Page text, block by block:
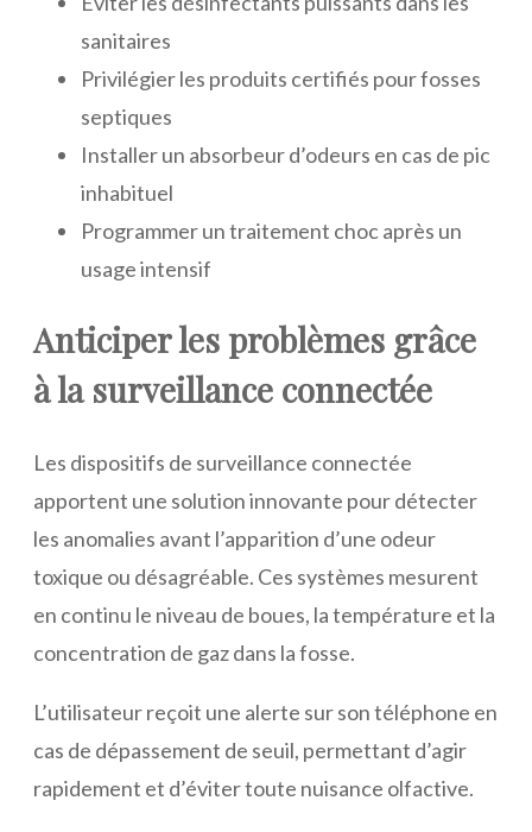
sanitaires
Privilégier les produits certifiés pour fosses
septiques
Installer un absorbeur d’odeurs en cas de pic
inhabituel
Programmer un traitement choc après un
usage intensif
Anticiper les problèmes grâce
à la surveillance connectée
Les dispositifs de surveillance connectée
apportent une solution innovante pour détecter
les anomalies avant l’apparition d’une odeur
toxique ou désagréable. Ces systèmes mesurent
en continu le niveau de boues, la température et la
concentration de gaz dans la fosse.
L’utilisateur reçoit une alerte sur son téléphone en
cas de dépassement de seuil, permettant d’agir
rapidement et d’éviter toute nuisance olfactive.